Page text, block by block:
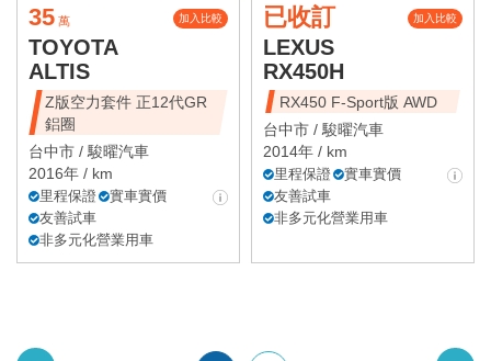
35 萬 加入比較
TOYOTA
ALTIS
Z版空力套件 正12代GR
鋁圈
台中市 /駿曜汽車
2016年 / km
里程保證
實車實價
友善試車
非多元化營業用車
已收訂 加入比較
LEXUS
RX450H
RX450 F-Sport版 AWD
台中市 /駿曜汽車
2014年 / km
里程保證
實車實價
友善試車
非多元化營業用車